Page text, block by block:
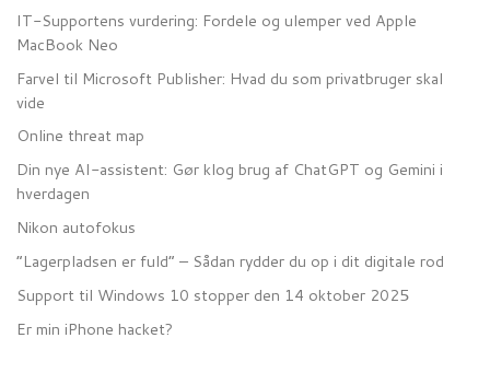
IT-Supportens vurdering: Fordele og ulemper ved Apple
MacBook Neo
Farvel til Microsoft Publisher: Hvad du som privatbruger skal
vide
Online threat map
Din nye AI-assistent: Gør klog brug af ChatGPT og Gemini i
hverdagen
Nikon autofokus
“Lagerpladsen er fuld” – Sådan rydder du op i dit digitale rod
Support til Windows 10 stopper den 14 oktober 2025
Er min iPhone hacket?